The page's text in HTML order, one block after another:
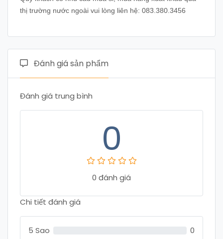
thị trường nước ngoài vui lòng liên hệ: 083.380.3456
Đánh giá sản phẩm
Đánh giá trung bình
0
0 đánh giá
Chi tiết đánh giá
5 Sao
0